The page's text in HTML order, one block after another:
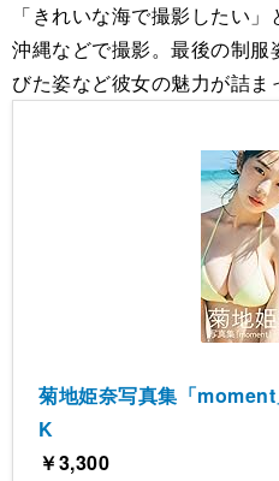
「きれいな海で撮影したい」
沖縄などで撮影。最後の制服
びた姿など彼女の魅力が詰ま
菊地姫奈写真集「
K
￥3,300